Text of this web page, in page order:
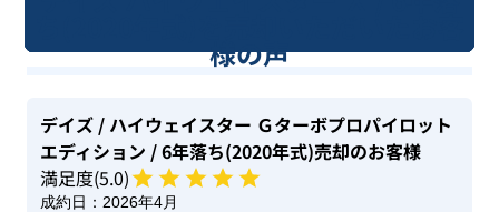
様の声
デイズ / ハイウェイスター Ｇターボプロパイロット
エディション / 6年落ち(2020年式)売却のお客様
満足度(5.0)
成約日： 2026年4月